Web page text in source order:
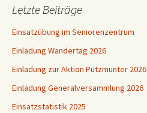
Letzte Beiträge
Einsatzübung im Seniorenzentrum
Einladung Wandertag 2026
Einladung zur Aktion Putzmunter 2026
Einladung Generalversammlung 2026
Einsatzstatistik 2025